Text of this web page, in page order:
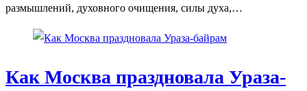
размышлений, духовного очищения, силы духа,…
Как Москва праздновала Ураза-